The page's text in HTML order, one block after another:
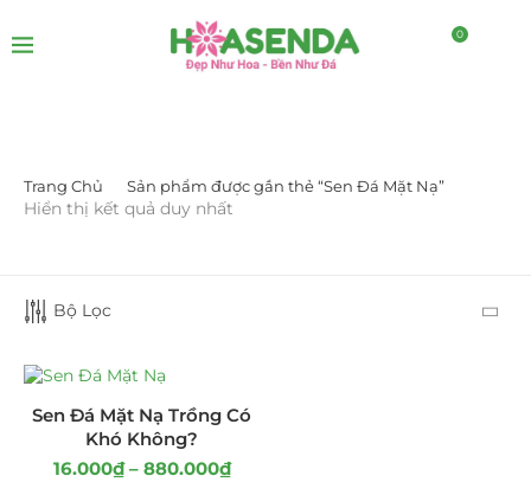
0
LỌC BỞI GIÁ
Trang Chủ Sản phẩm được gắn thẻ “Sen Đá Mặt Nạ”
Hiển thị kết quả duy nhất
Bộ Lọc
Sen Đá Mặt Nạ Trồng Có
Khó Không?
16.000₫ – 880.000₫